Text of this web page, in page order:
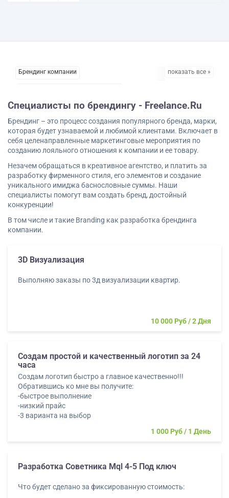
Брендинг компании
Брендинг услуги
Внутренний брендинг компании
Маркетинг Клипи брендинг спортклубов
Реклама брендинг
Специалисты Клиппо брендингу
Разработка бренда
Разработка брендинга
Формирование бренда компании
показать все »
Специалисты по брендингу - Freelance.Ru
Брендинг – это процесс создания популярного бренда, марки,
которая будет узнаваемой и любимой клиентами. Включает в
себя целенаправленные маркетинговые мероприятия по
созданию лояльного отношения к компании и ее товару.
Незачем обращаться в креативное агентство, и платить за
разработку фирменного стиля, его элементов и создание
уникального имиджа баснословные суммы. Наши
специалисты помогут вам создать бренд, достойный
конкуренции!
В том числе и такие Branding как разработка брендинга
компании.
3D Визуализация
Выполняю заказы по 3д визуализации квартир.
10 000 Руб 2 Дня
Создам простой и качественный логотип за 24
часа
Создам логотип быстро а главное качественно!!!
Обратившись ко мне вы получите:
-быстрое выполнение
-низкий прайс
-3 варианта на выбор
1 000 Руб
1 День
Разработка Советника Mql 4-5 Под ключ
Что будет сделано за фиксированную стоимость: